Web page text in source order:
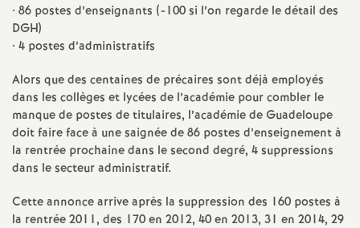
d
e
s
E
n
• 86 postes d’enseignants (-100 si l’on regarde le détail des
DGH)
• 4 postes d’administratifs
Alors que des centaines de précaires sont déjà employés
dans les collèges et lycées de l’académie pour combler le
manque de postes de titulaires, l’académie de Guadeloupe
doit faire face à une saignée de 86 postes d’enseignement à
la rentrée prochaine dans le second degré, 4 suppressions
dans le secteur administratif.
Cette annonce arrive après la suppression des 160 postes à
la rentrée 2011, des 170 en 2012, 40 en 2013, 31 en 2014, 29